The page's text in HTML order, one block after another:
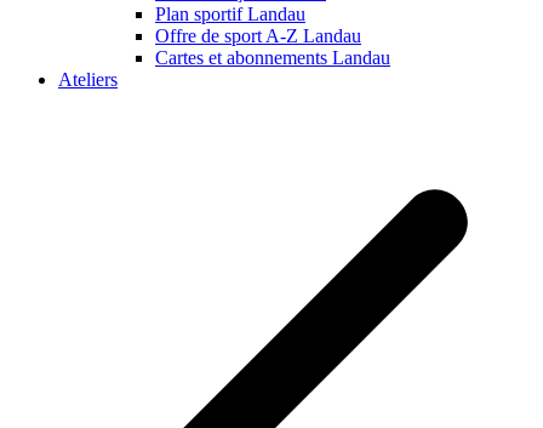
Plan sportif Landau
Offre de sport A-Z Landau
Cartes et abonnements Landau
Ateliers